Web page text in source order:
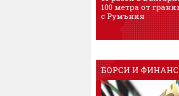
100 метра от
с Румъния
БОРСИ И